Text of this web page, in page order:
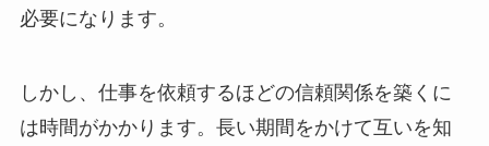
必要になります。
しかし、仕事を依頼するほどの信頼関係を築くに
は時間がかかります。長い期間をかけて互いを知